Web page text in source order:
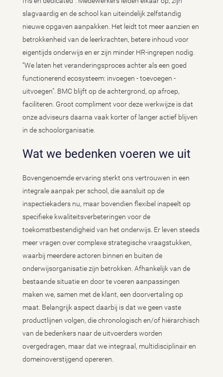
slagvaardig en de school kan uiteindelijk zelfstandig
nieuwe opgaven aanpakken. Het leidt tot meer aanzien en
betrokkenheid van de leerkrachten, betere inhoud voor
eigentijds onderwijs en er zijn minder HR-ingrepen nodig.
“We laten het veranderingsproces achter als een goed
functionerend ecosysteem: invoegen - toevoegen -
uitvoegen”. BMC blijft op de achtergrond, op afroep,
faciliteren. Groot compliment voor deze werkwijze is dat
onze adviseurs daarna vaak korter of langer actief blijven
in de schoolorganisatie.
Wat we bedenken voeren we uit
Bovengenoemde ervaring sterkt ons vertrouwen in een
integrale aanpak per school, die aansluit op de
inspectiekaders nu, maar bovendien flexibel inspeelt op
specifieke kwaliteitsverbeteringen voor de
toekomstbestendigheid van het onderwijs. Er leven steeds
meer vragen over complexe strategische vraagstukken,
waarbij meerdere actoren binnen en buiten de
onderwijsorganisatie zijn betrokken. Afhankelijk van de
bestaande situatie en door te voeren aanpassingen
maken we, samen met de klant, een doorvertaling op
maat. Belangrijk aspect daarbij is dat we geen vaste
productlijnen volgen, die chronologisch en/of hiërarchisch
van de bedenkers naar de uitvoerders worden
overgedragen, maar dat we integraal, multidisciplinair en
domeinoverstijgend opereren.